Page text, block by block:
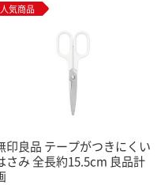
人気商品
印良品 テープがつきにくい
さみ 全長約15.5cm 良品計